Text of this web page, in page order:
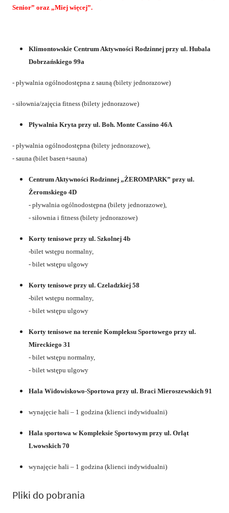
Senior” oraz „Miej więcej”.
Klimontowskie Centrum Aktywności Rodzinnej przy ul. Hubala
Dobrzańskiego 99a
- pływalnia ogólnodostępna z sauną (bilety jednorazowe)
- siłownia/zajęcia fitness (bilety jednorazowe)
Pływalnia Kryta przy ul. Boh. Monte Cassino 46A
- pływalnia ogólnodostępna (bilety jednorazowe),
- sauna (bilet basen+sauna)
Centrum Aktywności Rodzinnej „ŻEROMPARK” przy ul.
Żeromskiego 4D
- pływalnia ogólnodostępna (bilety jednorazowe),
- siłownia i fitness (bilety jednorazowe)
Korty tenisowe przy ul. Szkolnej 4b
-bilet wstępu normalny,
- bilet wstępu ulgowy
Korty tenisowe przy ul. Czeladzkiej 58
-bilet wstępu normalny,
- bilet wstępu ulgowy
Korty tenisowe na terenie Kompleksu Sportowego przy ul.
Mireckiego 31
- bilet wstępu normalny,
- bilet wstępu ulgowy
Hala Widowiskowo-Sportowa przy ul. Braci Mieroszewskich 91
wynajęcie hali – 1 godzina (klienci indywidualni)
Hala sportowa w Kompleksie Sportowym przy ul. Orląt
Lwowskich 70
wynajęcie hali – 1 godzina (klienci indywidualni)
Pliki do pobrania